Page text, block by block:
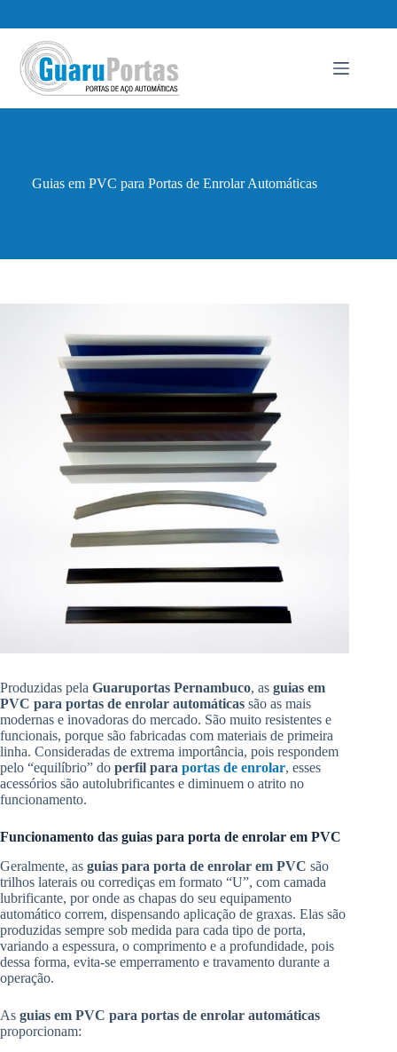
conteúdo
Guias em PVC para Portas de Enrolar Automáticas
Produzidas pela Guaruportas Pernambuco, as guias em
PVC para portas de enrolar automáticas são as mais
modernas e inovadoras do mercado. São muito resistentes e
funcionais, porque são fabricadas com materiais de primeira
linha. Consideradas de extrema importância, pois respondem
pelo “equilíbrio” do perfil para portas de enrolar, esses
acessórios são autolubrificantes e diminuem o atrito no
funcionamento.
Funcionamento das guias para porta de enrolar em PVC
Geralmente, as guias para porta de enrolar em PVC são
trilhos laterais ou corrediças em formato “U”, com camada
lubrificante, por onde as chapas do seu equipamento
automático correm, dispensando aplicação de graxas. Elas são
produzidas sempre sob medida para cada tipo de porta,
variando a espessura, o comprimento e a profundidade, pois
dessa forma, evita-se emperramento e travamento durante a
operação.
As guias em PVC para portas de enrolar automáticas
proporcionam: